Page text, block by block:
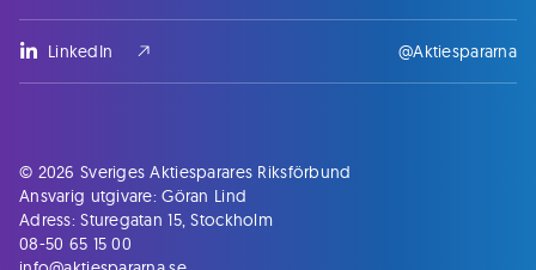
LinkedIn @Aktiespararna
© 2026 Sveriges Aktiesparares Riksförbund
Ansvarig utgivare: Göran Lind
Adress: Sturegatan 15, Stockholm
08-50 65 15 00